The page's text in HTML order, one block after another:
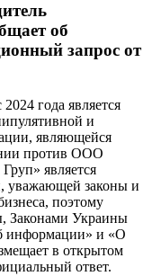
об
запрос от
года является
и
являющейся
против ООО
является
уважающей законы и
поэтому
Законами Украины
информации» и «О
в открытом
ответ.